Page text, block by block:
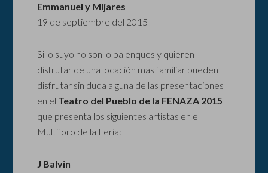
Emmanuel y Mijares
19 de septiembre del 2015
Si lo suyo no son lo palenques y quieren
disfrutar de una locación mas familiar pueden
disfrutar sin duda alguna de las presentaciones
en el Teatro del Pueblo de la FENAZA 2015
que presenta los siguientes artistas en el
Multiforo de la Feria:
J Balvin